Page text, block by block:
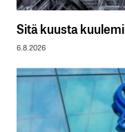
Sitä kuusta
6.8.2026